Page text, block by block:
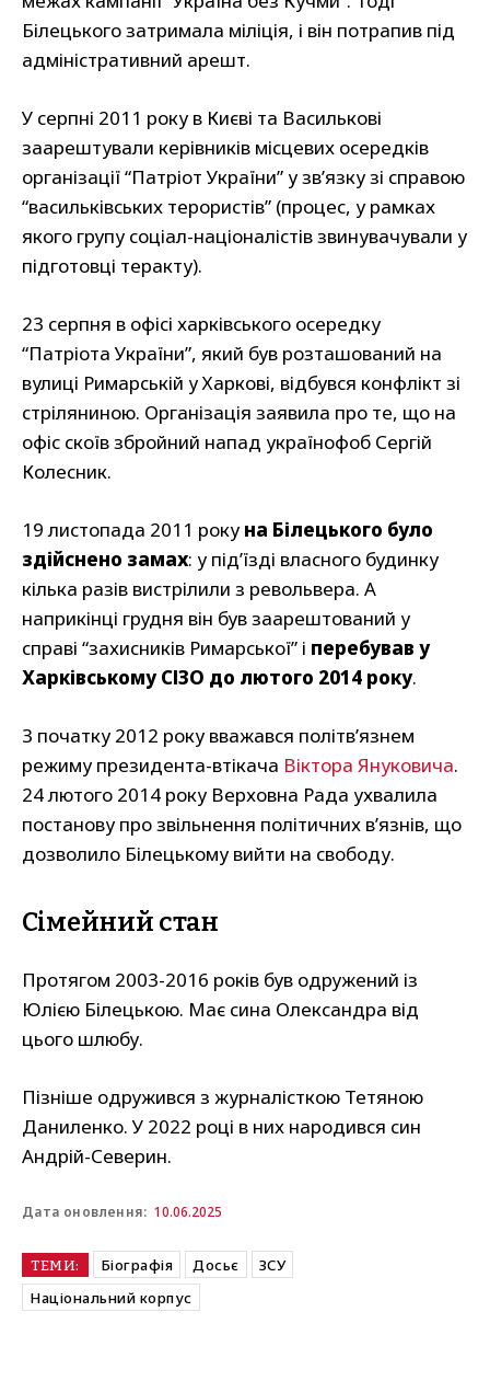
Білецького затримала міліція, і він потрапив під
адміністративний арешт.
У серпні 2011 року в Києві та Василькові
заарештували керівників місцевих осередків
організації “Патріот України” у зв’язку зі справою
“васильківських терористів” (процес, у рамках
якого групу соціал-націоналістів звинувачували у
підготовці теракту).
23 серпня в офісі харківського осередку
“Патріота України”, який був розташований на
вулиці Римарській у Харкові, відбувся конфлікт зі
стріляниною. Організація заявила про те, що на
офіс скоїв збройний напад українофоб Сергій
Колесник.
19 листопада 2011 року на Білецького було
здійснено замах: у під’їзді власного будинку
кілька разів вистрілили з револьвера. А
наприкінці грудня він був заарештований у
справі “захисників Римарської” і перебував у
Харківському СІЗО до лютого 2014 року.
З початку 2012 року вважався політв’язнем
режиму президента-втікача Віктора Януковича.
24 лютого 2014 року Верховна Рада ухвалила
постанову про звільнення політичних в’язнів, що
дозволило Білецькому вийти на свободу.
Сімейний стан
Протягом 2003-2016 років був одружений із
Юлією Білецькою. Має сина Олександра від
цього шлюбу.
Пізніше одружився з журналісткою Тетяною
Даниленко. У 2022 році в них народився син
Андрій-Северин.
Дата оновлення: 10.06.2025
ТЕМИ: Біографія Досьє
ЗСУ
Національний корпус